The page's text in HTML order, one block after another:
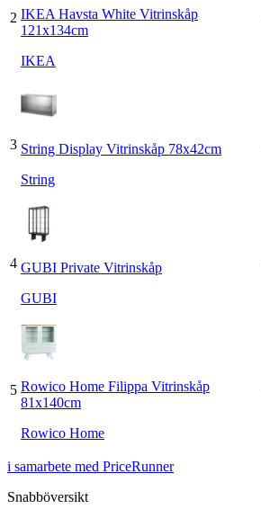
2 IKEA Havsta White Vitrinskåp
121x134cm
IKEA
3 String Display Vitrinskåp 78x42cm
String
4 GUBI Private Vitrinskåp
GUBI
5 Rowico Home Filippa Vitrinskåp
81x140cm
Rowico Home
i samarbete med PriceRunner
Snabböversikt